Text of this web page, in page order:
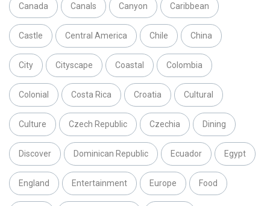
Canada Canals Canyon Caribbean
Castle Central America Chile China
City Cityscape Coastal Colombia
Colonial Costa Rica Croatia Cultural
Culture Czech Republic Czechia Dining
Discover Dominican Republic Ecuador Egypt
England Entertainment Europe Food